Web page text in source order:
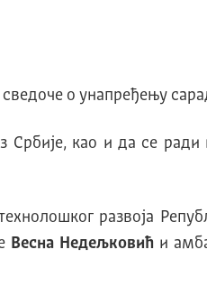
сведоче о унапређењу
Србије, као и да се
развоја
Весна Недељковићи